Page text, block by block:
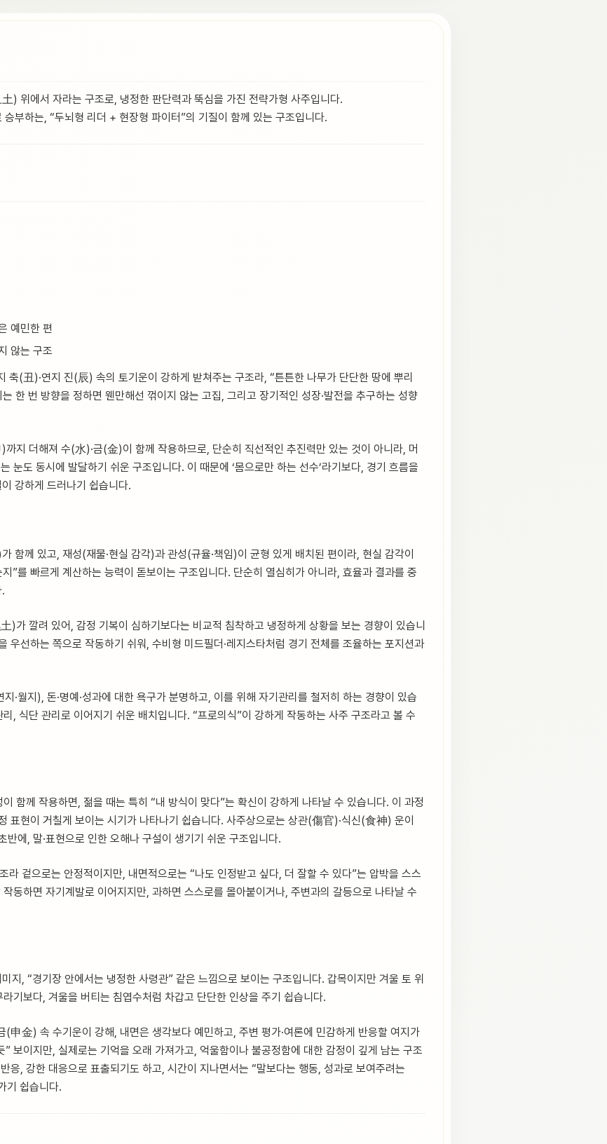
) 위에서 자라는 구조로, 냉정한 판단력과 뚝심을 가진 전략가형 사주입니다.
부하는, “두뇌형 리더 + 현장형 파이터”의 기질이 함께 있는 구조입니다.
예민한 편
않는 구조
(丑)·연지 진(辰) 속의 토기운이 강하게 받쳐주는 구조라, “튼튼한 나무가 단단한 땅에 뿌리
한 번 방향을 정하면 웬만해선 꺾이지 않는 고집, 그리고 장기적인 성장·발전을 추구하는 성향
지 더해져 수(水)·금(金)이 함께 작용하므로, 단순히 직선적인 추진력만 있는 것이 아니라, 머
눈도 동시에 발달하기 쉬운 구조입니다. 이 때문에 ‘몸으로만 하는 선수’라기보다, 경기 흐름을
강하게 드러나기 쉽습니다.
함께 있고, 재성(재물·현실 감각)과 관성(규율·책임)이 균형 있게 배치된 편이라, 현실 감각이
”를 빠르게 계산하는 능력이 돋보이는 구조입니다. 단순히 열심히가 아니라, 효율과 결과를 중
)가 깔려 있어, 감정 기복이 심하기보다는 비교적 침착하고 냉정하게 상황을 보는 경향이 있습니
우선하는 쪽으로 작동하기 쉬워, 수비형 미드필더·레지스타처럼 경기 전체를 조율하는 포지션과
·월지), 돈·명예·성과에 대한 욕구가 분명하고, 이를 위해 자기관리를 철저히 하는 경향이 있습
, 식단 관리로 이어지기 쉬운 배치입니다. “프로의식”이 강하게 작동하는 사주 구조라고 볼 수
함께 작용하면, 젊을 때는 특히 “내 방식이 맞다”는 확신이 강하게 나타날 수 있습니다. 이 과정
표현이 거칠게 보이는 시기가 나타나기 쉽습니다. 사주상으로는 상관(傷官)·식신(食神) 운이
에, 말·표현으로 인한 오해나 구설이 생기기 쉬운 구조입니다.
겉으로는 안정적이지만, 내면적으로는 “나도 인정받고 싶다, 더 잘할 수 있다”는 압박을 스스
동하면 자기계발로 이어지지만, 과하면 스스로를 몰아붙이거나, 주변과의 갈등으로 나타날 수
지, “경기장 안에서는 냉정한 사령관” 같은 느낌으로 보이는 구조입니다. 갑목이지만 겨울 토 위
기보다, 겨울을 버티는 침엽수처럼 차갑고 단단한 인상을 주기 쉽습니다.
申金) 속 수기운이 강해, 내면은 생각보다 예민하고, 주변 평가·여론에 민감하게 반응할 여지가
” 보이지만, 실제로는 기억을 오래 가져가고, 억울함이나 불공정함에 대한 감정이 깊게 남는 구조
응, 강한 대응으로 표출되기도 하고, 시간이 지나면서는 “말보다는 행동, 성과로 보여주려는
기 쉽습니다.